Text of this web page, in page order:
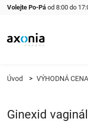
Volejte Po-Pá od 8:00 do
Úvod VÝHODNÁ CENA
Ginexid